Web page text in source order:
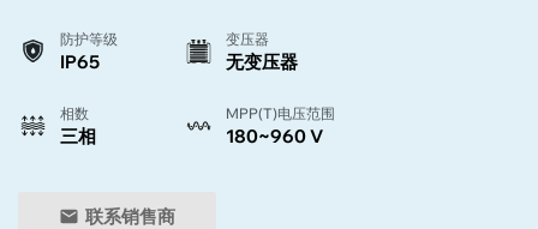
防护等级
IP65
变压器
无变压器
相数
三相
MPP(T)电压范围
180~960 V
联系销售商